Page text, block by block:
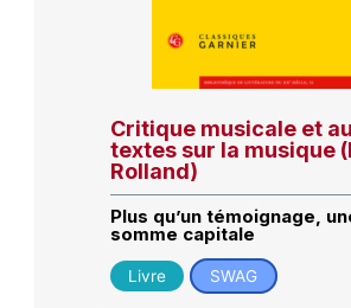
Critique musicale et
textes sur la musique
Rolland)
Plus qu’un témoignage,
somme capitale
Livre SWAG